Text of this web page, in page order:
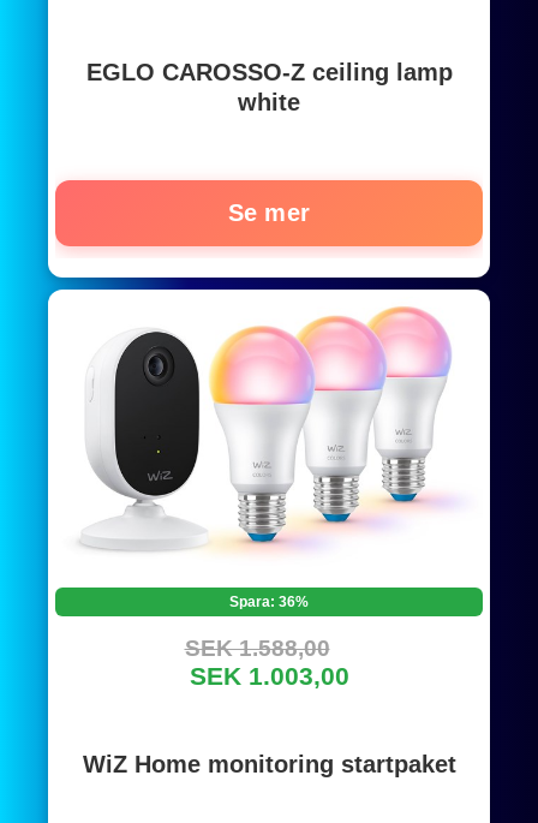
EGLO CAROSSO-Z ceiling lamp
white
Se mer
Spara: 36%
SEK 1.588,00
SEK 1.003,00
WiZ Home monitoring startpaket